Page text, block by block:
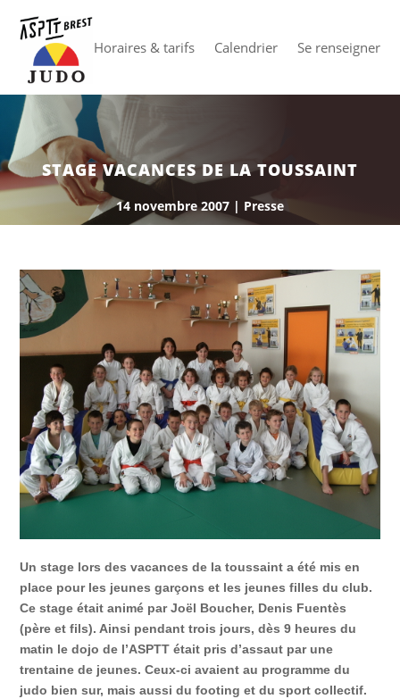
Horaires & tarifs Calendrier Se renseigner
STAGE VACANCES DE LA TOUSSAINT
14 novembre 2007 | Presse
Un stage lors des vacances de la toussaint a été mis en
place pour les jeunes garçons et les jeunes filles du club.
Ce stage était animé par Joël Boucher, Denis Fuentès
(père et fils). Ainsi pendant trois jours, dès 9 heures du
matin le dojo de l’ASPTT était pris d’assaut par une
trentaine de jeunes. Ceux-ci avaient au programme du
judo bien sur, mais aussi du footing et du sport collectif.